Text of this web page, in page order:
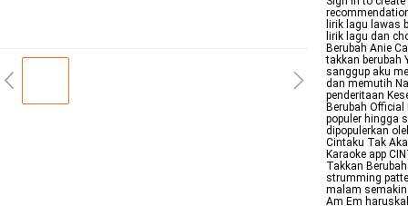
lirik lagu lawas
lirik lagu dan
Berubah Anie
takkan berubah
sanggup aku
dan memutih
penderitaan
Berubah
populer hingga
dipopulerkan
Cintaku Tak
Karaoke app
Takkan
strumming
malam
Am Em